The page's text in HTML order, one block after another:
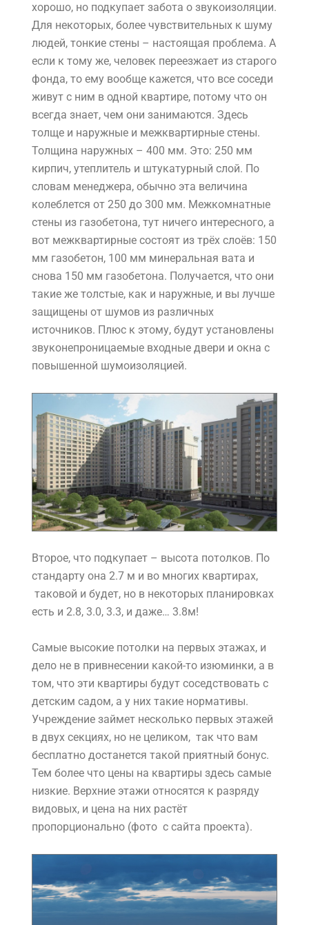
хорошо, но подкупает забота о звукоизоляции.
Для некоторых, более чувствительных к шуму
людей, тонкие стены – настоящая проблема. А
если к тому же, человек переезжает из старого
фонда, то ему вообще кажется, что все соседи
живут с ним в одной квартире, потому что он
всегда знает, чем они занимаются. Здесь
толще и наружные и межквартирные стены.
Толщина наружных – 400 мм. Это: 250 мм
кирпич, утеплитель и штукатурный слой. По
словам менеджера, обычно эта величина
колеблется от 250 до 300 мм. Межкомнатные
стены из газобетона, тут ничего интересного, а
вот межквартирные состоят из трёх слоёв: 150
мм газобетон, 100 мм минеральная вата и
снова 150 мм газобетона. Получается, что они
такие же толстые, как и наружные, и вы лучше
защищены от шумов из различных
источников. Плюс к этому, будут установлены
звуконепроницаемые входные двери и окна с
повышенной шумоизоляцией.
Второе, что подкупает – высота потолков. По
стандарту она 2.7 м и во многих квартирах,
таковой и будет, но в некоторых планировках
есть и 2.8, 3.0, 3.3, и даже… 3.8м!
Самые высокие потолки на первых этажах, и
дело не в привнесении какой-то изюминки, а в
том, что эти квартиры будут соседствовать с
детским садом, а у них такие нормативы.
Учреждение займет несколько первых этажей
в двух секциях, но не целиком, так что вам
бесплатно достанется такой приятный бонус.
Тем более что цены на квартиры здесь самые
низкие. Верхние этажи относятся к разряду
видовых, и цена на них растёт
пропорционально (фото с сайта проекта).